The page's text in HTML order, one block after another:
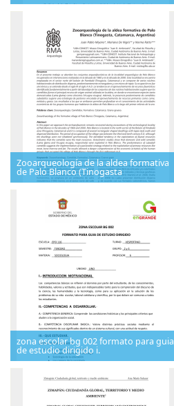
Zooarqueología de la aldea formativa
de Palo Blanco (Tinogasta
zona escolar bg 002 formato para guia
de estudio dirigido i.